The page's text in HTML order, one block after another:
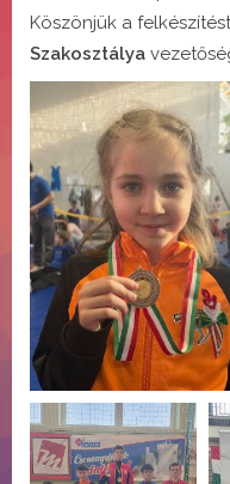
Köszönjük a
Szakosztálya